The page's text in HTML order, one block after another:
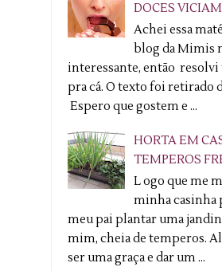
DOCES
Achei essa
blog da Mimis
interessante, então resolvi
pra cá. O texto foi retirado
Espero que gostem e ...
HORTA EM
TEMPEROS
L ogo que me
minha casinha
meu pai plantar uma
mim, cheia de temperos.
ser uma graça e dar um ...